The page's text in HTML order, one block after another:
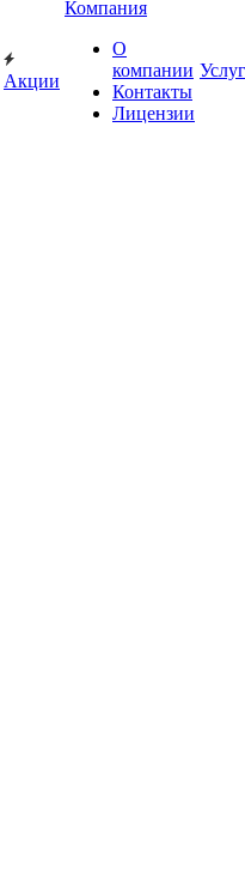
Акции
Компания
О
компании
Контакты
Лицензии